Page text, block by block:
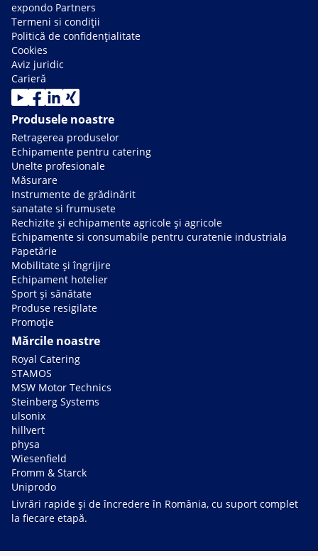
expondo Partners
Termeni si condiții
Politică de confidențialitate
Cookies
Aviz juridic
Carieră
Produsele noastre
Retragerea produselor
Echipamente pentru catering
Unelte profesionale
Măsurare
Instrumente de grădinărit
sanatate si frumusete
Rechizite și echipamente agricole și agricole
Echipamente si consumabile pentru curatenie industriala
Papetărie
Mobilitate și îngrijire
Echipament hotelier
Sport și sănătate
Produse resigilate
Promoție
Mărcile noastre
Royal Catering
STAMOS
MSW Motor Technics
Steinberg Systems
ulsonix
hillvert
physa
Wiesenfield
Fromm & Starck
Uniprodo
Livrări rapide și de încredere în România, cu suport complet
la fiecare etapă.